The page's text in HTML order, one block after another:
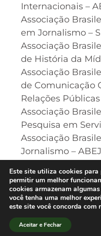
Internacionais –
Associação
em Jornalismo –
Associação
de História da
Associação
de Comunicação
Relações
Associação
Pesquisa em
Associação
Jornalismo – ABEJ
Biologia –
Associação
Musical – ABEM
Associação
Pública –
Este site utiliza cookies
permitir um melhor
cookies armazenam
você tenha uma melhor
este site você concorda com
Aceitar e Fechar